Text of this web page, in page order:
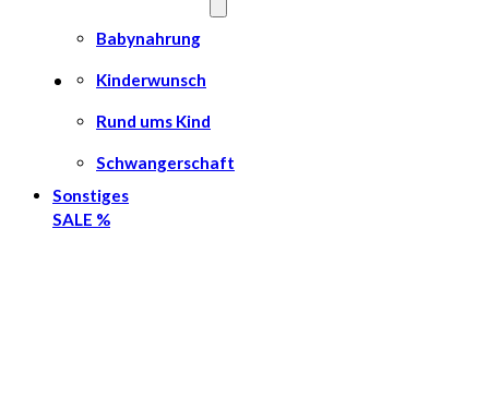
Babynahrung
Kinderwunsch
Rund ums Kind
Schwangerschaft
Sonstiges
SALE %